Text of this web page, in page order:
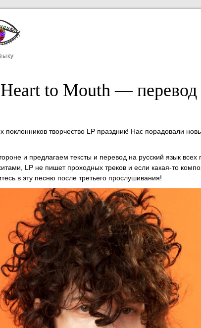
to Mouth — перевод
поклонников творчество LP праздник! Нас порадовали
и предлагаем тексты и перевод на русский язык всех
LP не пишет проходных треков и если какая-то
в эту песню после третьего прослушивания!